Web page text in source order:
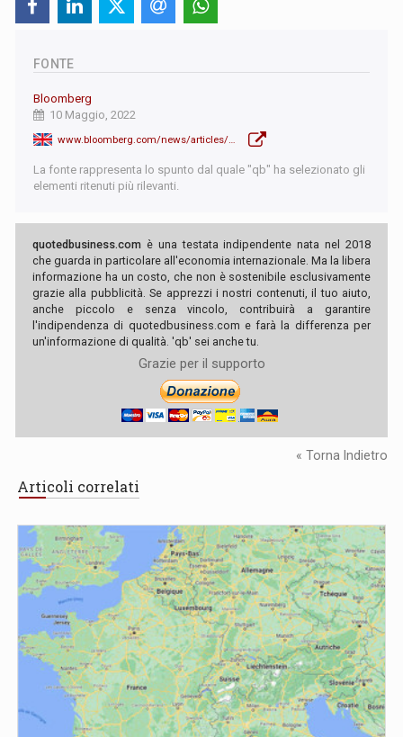
FONTE
Bloomberg
10 Maggio, 2022
La fonte rappresenta lo spunto dal quale "qb" ha selezionato gli
elementi ritenuti più rilevanti.
quotedbusiness.com è una testata indipendente nata nel 2018
che guarda in particolare all'economia internazionale. Ma la libera
informazione ha un costo, che non è sostenibile esclusivamente
grazie alla pubblicità. Se apprezzi i nostri contenuti, il tuo aiuto,
anche piccolo e senza vincolo, contribuirà a garantire
l'indipendenza di quotedbusiness.com e farà la differenza per
un'informazione di qualità. 'qb' sei anche tu.
Grazie per il supporto
« Torna Indietro
Articoli correlati